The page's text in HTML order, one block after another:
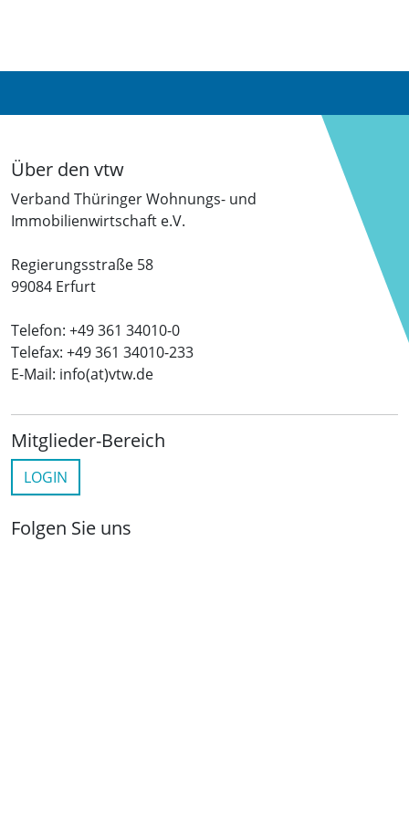
Über den vtw
Verband Thüringer Wohnungs- und
Immobilienwirtschaft e.V.
Regierungsstraße 58
99084 Erfurt
Telefon: +49 361 34010-0
Telefax: +49 361 34010-233
E-Mail: info(at)vtw.de
Mitglieder-Bereich
LOGIN
Folgen Sie uns